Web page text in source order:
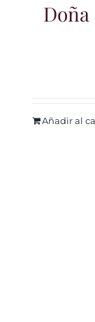
Añadir al